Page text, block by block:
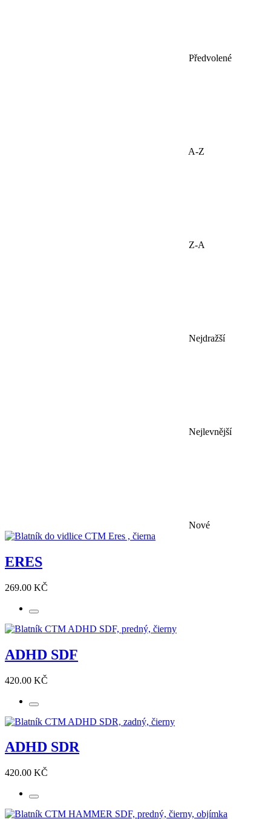
Předvolené
A-Z
Z-A
Nejdražší
Nejlevnější
Nové
ERES
269.00 KČ
ADHD SDF
420.00 KČ
ADHD SDR
420.00 KČ